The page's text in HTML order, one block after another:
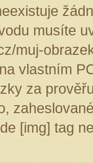
musíte
muj-
vlastním
za
[img] tag